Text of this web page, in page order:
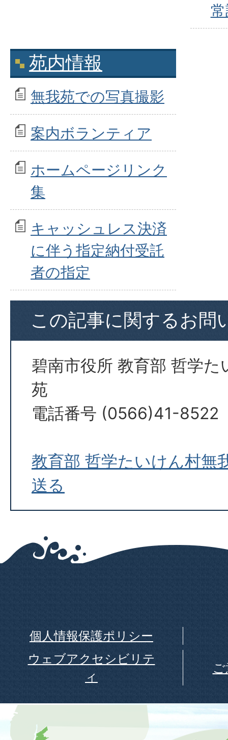
苑内情報
無我苑での写真撮影
案内ボランティア
ホームページリンク
集
キャッシュレス決済
に伴う指定納付受託
者の指定
この記事に関するお問
碧南市役所 教育部 哲学た
苑
電話番号 (0566)41-8522
教育部 哲学たいけん村無
送る
個人情報保護ポリシー
ウェブアクセシビリテ
ィ